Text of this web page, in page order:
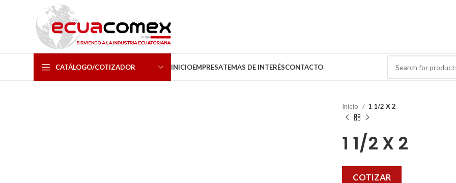
CATÁLOGO/COTIZADOR INICIOEMPRESATEMAS DE INTERÉSCONTACTO
Inicio 1 1/2 X 2
1 1/2 X 2
COTIZAR